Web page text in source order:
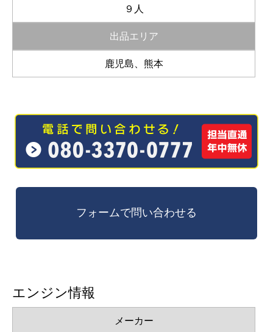
９人
出品エリア
鹿児島、熊本
エンジン情報
メーカー